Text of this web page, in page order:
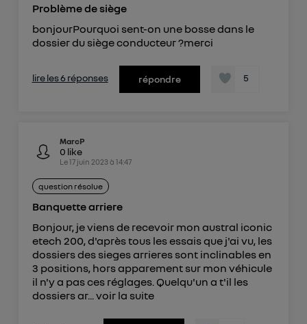
Problème de siège
bonjourPourquoi sent-on une bosse dans le
dossier du siège conducteur ?merci
lire les 6 réponses répondre 5
MarcP
0 like
Le17 juin 2023 à 14:47
question résolue
Banquette arriere
Bonjour, je viens de recevoir mon austral iconic
etech 200, d'après tous les essais que j'ai vu, les
dossiers des sieges arrieres sont inclinables en
3 positions, hors apparement sur mon véhicule
il n'y a pas ces réglages. Quelqu'un a t'il les
dossiers ar...voir la suite